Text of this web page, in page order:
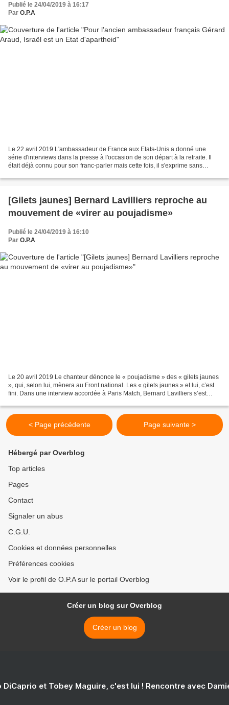
Publié le 24/04/2019 à 16:17
Par O.P.A
Le 22 avril 2019 L'ambassadeur de France aux Etats-Unis a donné une
série d'interviews dans la presse à l'occasion de son départ à la retraite. Il
était déjà connu pour son franc-parler mais cette fois, il s'exprime sans
[Gilets jaunes] Bernard Lavilliers reproche au
mouvement de «virer au poujadisme»
Publié le 24/04/2019 à 16:10
Par O.P.A
Le 20 avril 2019 Le chanteur dénonce le « poujadisme » des « gilets jaunes
», qui, selon lui, mènera au Front national. Les « gilets jaunes » et lui, c’est
fini. Dans une interview accordée à Paris Match, Bernard Lavilliers s’est
< Page précédente Page suivante >
Hébergé par Overblog
Top articles
Pages
Contact
Signaler un abus
C.G.U.
Cookies et données personnelles
Préférences cookies
Voir le profil de O.P.A sur le portail Overblog
Créer un blog sur Overblog
Créer un blog
DiCaprio et Tobey Maguire, c'est lui ! Rencontre avec